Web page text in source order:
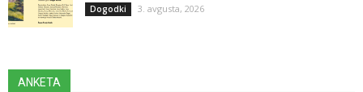
Dogodki 3. avgusta, 2026
ANKETA